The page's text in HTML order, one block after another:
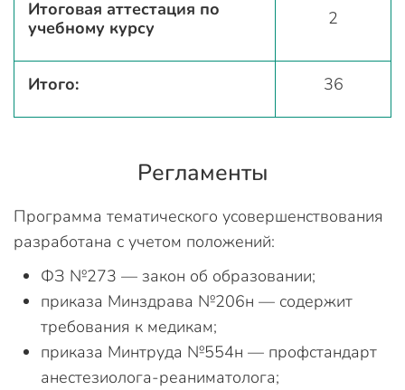
Итоговая аттестация по
учебному курсу
2
Итого: 36
Регламенты
Программа тематического усовершенствования
разработана с учетом положений:
ФЗ №273 — закон об образовании;
приказа Минздрава №206н — содержит
требования к медикам;
приказа Минтруда №554н — профстандарт
анестезиолога-реаниматолога;